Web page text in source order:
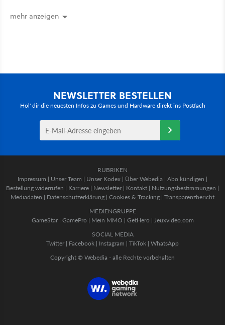
mehr anzeigen
NEWSLETTER BESTELLEN
Hol' dir die neuesten Infos zu Games und Hardware direkt ins Postfach
RUBRIKEN
Impressum | Unser Team | Unser Kodex | Über Webedia | Abo kündigen |
Bestellung widerrufen | Karriere | Newsletter | Kontakt | Nutzungsbestimmungen |
Mediadaten | Datenschutzerklärung | Cookies & Tracking | Transparenzbericht
MEDIENGRUPPE
GameStar| GamePro | Mein MMO | GetHero | Jeuxvideo.com
SOCIAL MEDIA
Twitter | Facebook | Instagram | TikTok | WhatsApp
Copyright © Webedia - alle Rechte vorbehalten